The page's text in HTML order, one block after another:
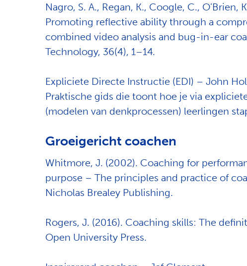
Nagro, S. A., Regan, K., Coogle, C., O’Brien,
Promoting reflective ability through a
combined video analysis and bug-in-ear
Technology, 36(4), 1–14.
Expliciete Directe Instructie (EDI) – John
Praktische gids die toont hoe je via
(modelen van denkprocessen) leerlingen
Groeigericht coachen
Whitmore, J. (2002). Coaching for
purpose – The principles and practice of
Nicholas Brealey Publishing.
Rogers, J. (2016). Coaching skills: The
Open University Press.